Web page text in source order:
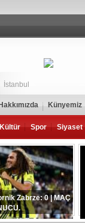
İstanbul
Hakkımızda Künyemiz
Kültür Spor Siyaset
Zabrze: 0 | MAÇ